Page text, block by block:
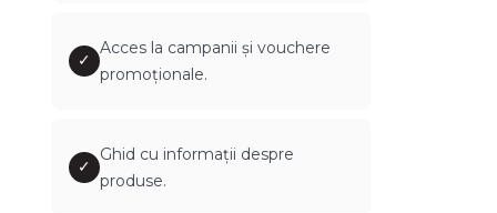
✓
Acces la campanii și vouchere
promoționale.
✓
Ghid cu informații despre
produse.